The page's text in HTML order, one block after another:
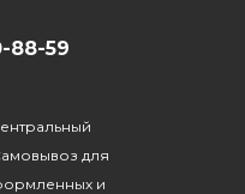
88-59
для
и